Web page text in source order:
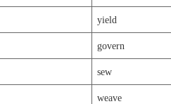
yield
govern
sew
weave